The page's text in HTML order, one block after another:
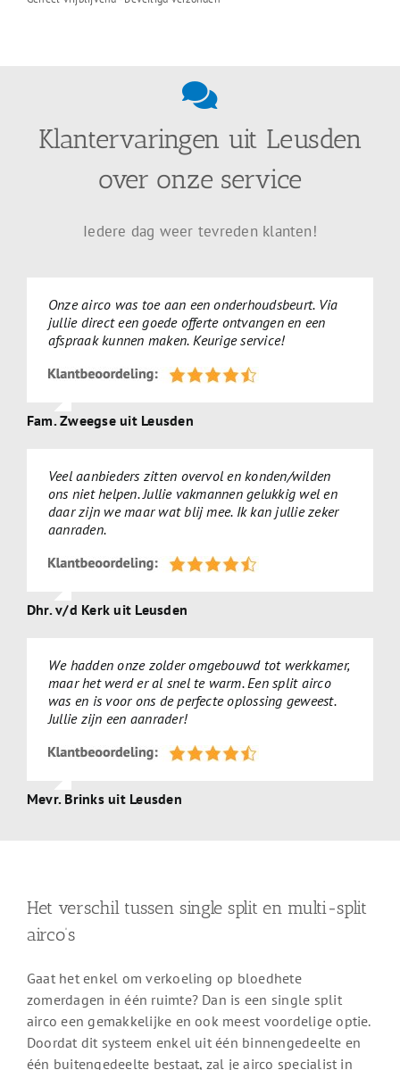
Klantervaringen uit Leusden
over onze service
Iedere dag weer tevreden klanten!
Onze airco was toe aan een onderhoudsbeurt. Via
jullie direct een goede offerte ontvangen en een
afspraak kunnen maken. Keurige service!
Fam. Zweegse uit Leusden
Veel aanbieders zitten overvol en konden/wilden
ons niet helpen. Jullie vakmannen gelukkig wel en
daar zijn we maar wat blij mee. Ik kan jullie zeker
aanraden.
Dhr. v/d Kerk uit Leusden
We hadden onze zolder omgebouwd tot werkkamer,
maar het werd er al snel te warm. Een split airco
was en is voor ons de perfecte oplossing geweest.
Jullie zijn een aanrader!
Mevr. Brinks uit Leusden
Het verschil tussen single split en multi-split
airco’s
Gaat het enkel om verkoeling op bloedhete
zomerdagen in één ruimte? Dan is een single split
airco een gemakkelijke en ook meest voordelige optie.
Doordat dit systeem enkel uit één binnengedeelte en
één buitengedeelte bestaat, zal je airco specialist in